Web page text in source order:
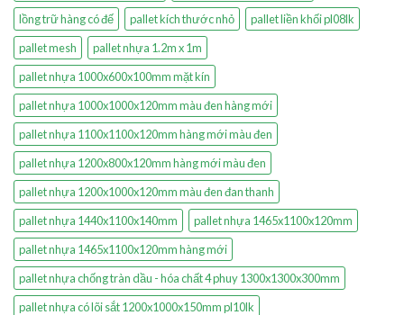
lồng trữ hàng có đế
pallet kích thước nhỏ
pallet liền khối pl08lk
pallet mesh
pallet nhựa 1.2m x 1m
pallet nhựa 1000x600x100mm mặt kín
pallet nhựa 1000x1000x120mm màu đen hàng mới
pallet nhựa 1100x1100x120mm hàng mới màu đen
pallet nhựa 1200x800x120mm hàng mới màu đen
pallet nhựa 1200x1000x120mm màu đen đan thanh
pallet nhựa 1440x1100x140mm
pallet nhựa 1465x1100x120mm
pallet nhựa 1465x1100x120mm hàng mới
pallet nhựa chống tràn dầu - hóa chất 4 phuy 1300x1300x300mm
pallet nhựa có lõi sắt 1200x1000x150mm pl10lk